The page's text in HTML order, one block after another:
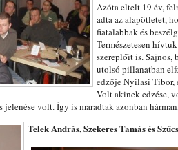
Azóta eltelt 19 év,
adta az alapötletet,
fiatalabbak és
Természetesen
szereplőit is. Sajnos,
utolsó pillanatban
edzője Nyilasi Tibor,
Volt akinek edzése,
volt. Így is maradtak azonban
Telek András, Szekeres Tamás és